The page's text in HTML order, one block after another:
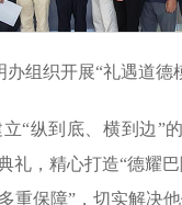
办组织开展“礼遇道
“纵到底、横到边”
礼，精心打造“德耀
保障”，切实解决他